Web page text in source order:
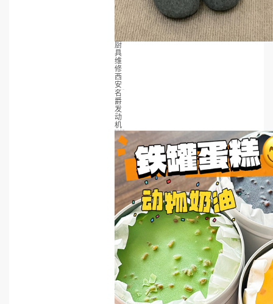
厨
具
维
修
西
安
名
爵
发
动
机